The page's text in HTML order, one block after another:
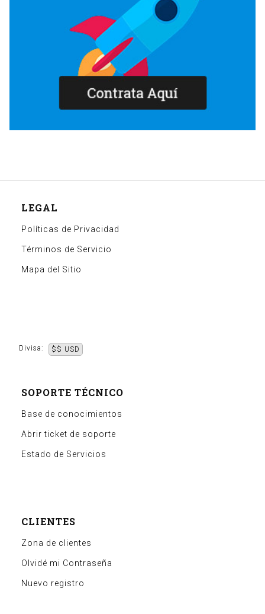
LEGAL
Políticas de Privacidad
Términos de Servicio
Mapa del Sitio
Divisa: $$ USD
SOPORTE TÉCNICO
Base de conocimientos
Abrir ticket de soporte
Estado de Servicios
CLIENTES
Zona de clientes
Olvidé mi Contraseña
Nuevo registro